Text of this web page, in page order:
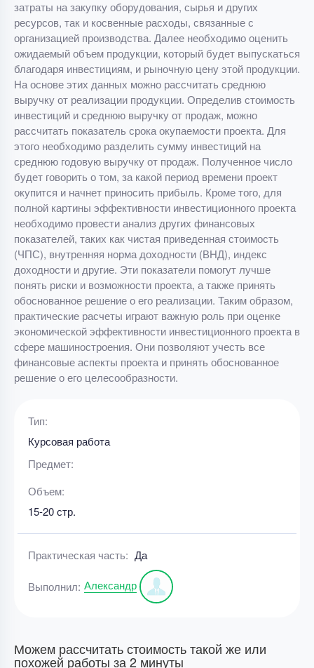
затраты на закупку оборудования, сырья и других
ресурсов, так и косвенные расходы, связанные с
организацией производства. Далее необходимо оценить
ожидаемый объем продукции, который будет выпускаться
благодаря инвестициям, и рыночную цену этой продукции.
На основе этих данных можно рассчитать среднюю
выручку от реализации продукции. Определив стоимость
инвестиций и среднюю выручку от продаж, можно
рассчитать показатель срока окупаемости проекта. Для
этого необходимо разделить сумму инвестиций на
среднюю годовую выручку от продаж. Полученное число
будет говорить о том, за какой период времени проект
окупится и начнет приносить прибыль. Кроме того, для
полной картины эффективности инвестиционного проекта
необходимо провести анализ других финансовых
показателей, таких как чистая приведенная стоимость
(ЧПС), внутренняя норма доходности (ВНД), индекс
доходности и другие. Эти показатели помогут лучше
понять риски и возможности проекта, а также принять
обоснованное решение о его реализации. Таким образом,
практические расчеты играют важную роль при оценке
экономической эффективности инвестиционного проекта в
сфере машиностроения. Они позволяют учесть все
финансовые аспекты проекта и принять обоснованное
решение о его целесообразности.
Тип:
Курсовая работа
Предмет:
Объем:
15-20 стр.
Практическая часть: Да
Выполнил: Александр
Можем рассчитать стоимость такой же или
похожей работы за 2 минуты